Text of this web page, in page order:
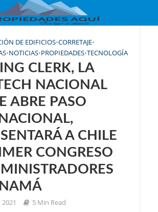
DE EDIFICIOS•CORRETAJE•
•NOTICIAS•PROPIEDADES•TECNOLOGÍA
CLERK, LA
NACIONAL
ABRE PASO
A CHILE
CONGRESO
5 Min Read